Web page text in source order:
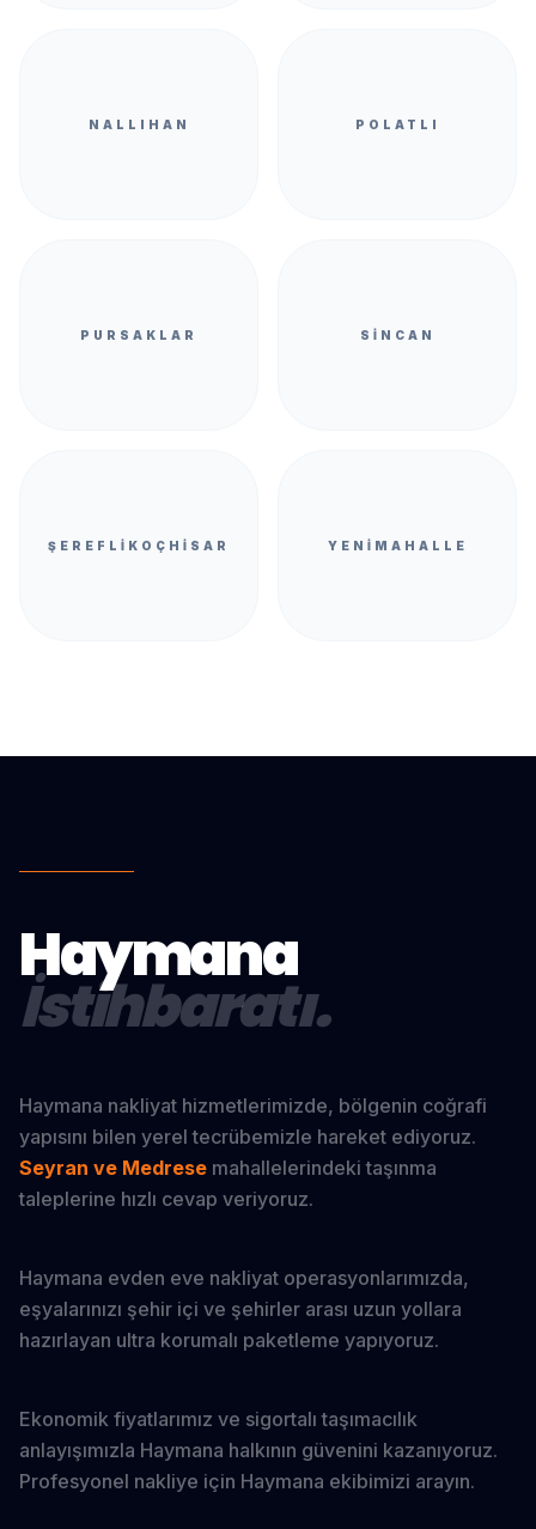
NALLIHAN POLATLI
PURSAKLAR SINCAN
ŞEREFLIKOÇHISAR YENIMAHALLE
Haymana
İstihbaratı.
Haymana nakliyat hizmetlerimizde, bölgenin coğrafi
yapısını bilen yerel tecrübemizle hareket ediyoruz.
Seyran ve Medrese mahallelerindeki taşınma
taleplerine hızlı cevap veriyoruz.
Haymana evden eve nakliyat operasyonlarımızda,
eşyalarınızı şehir içi ve şehirler arası uzun yollara
hazırlayan ultra korumalı paketleme yapıyoruz.
Ekonomik fiyatlarımız ve sigortalı taşımacılık
anlayışımızla Haymana halkının güvenini kazanıyoruz.
Profesyonel nakliye için Haymana ekibimizi arayın.